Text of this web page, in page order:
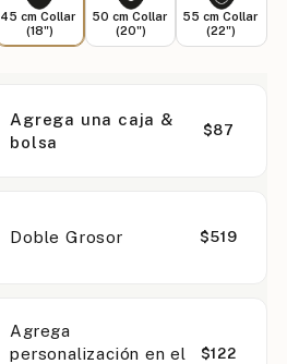
45 cm Collar
(18")
50 cm Collar
(20")
55 cm Collar
(22")
Agrega una caja &
bolsa
$87
Doble Grosor $519
Agrega
personalización en el
$122